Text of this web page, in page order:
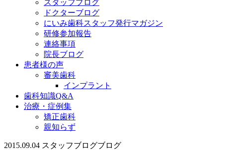
スタッフブログ
ドクターブログ
にいみ歯科スタッフ発行マガジン
研修参加報告
連絡事項
院長ブログ
患者様の声
審美歯科
インプラント
歯科知識Q&A
治療・症例集
矯正歯科
親知らず
2015.09.04 スタッフブログブログ